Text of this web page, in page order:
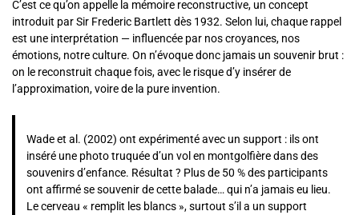
C’est ce qu’on appelle la mémoire reconstructive, un concept
introduit par Sir Frederic Bartlett dès 1932. Selon lui, chaque rappel
est une interprétation — influencée par nos croyances, nos
émotions, notre culture. On n’évoque donc jamais un souvenir brut :
on le reconstruit chaque fois, avec le risque d’y insérer de
l’approximation, voire de la pure invention.
Wade et al. (2002) ont expérimenté avec un support : ils ont
inséré une photo truquée d’un vol en montgolfière dans des
souvenirs d’enfance. Résultat ? Plus de 50 % des participants
ont affirmé se souvenir de cette balade… qui n’a jamais eu lieu.
Le cerveau « remplit les blancs », surtout s’il a un support